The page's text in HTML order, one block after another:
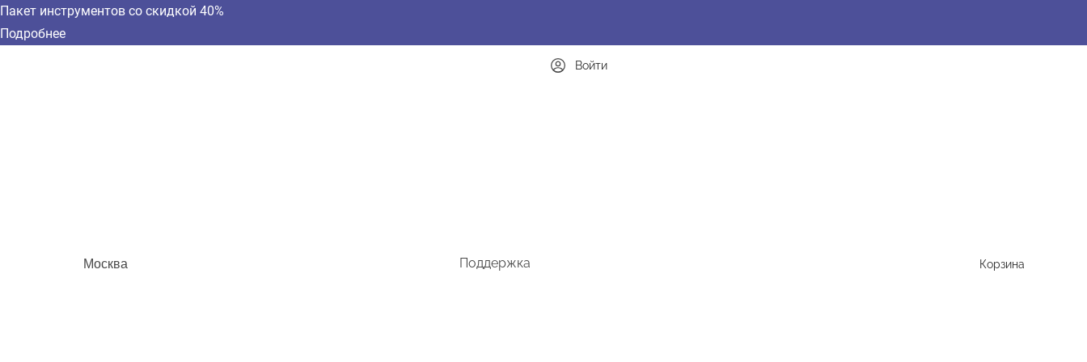
Пакет инструментов со скидкой 40%
Подробнее
Москва Поддержка
Войти
Корзина